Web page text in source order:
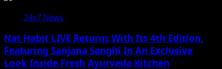
24x7 News
Nat Habit LIVE Returns With Its 4th Edition,
Featuring Sanjana Sanghi In An Exclusive
Look Inside Fresh Ayurveda Kitchen